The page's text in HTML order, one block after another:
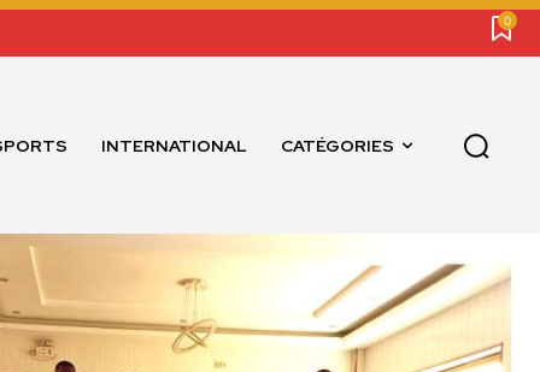
0
INTERNATIONAL CATÉGORIES